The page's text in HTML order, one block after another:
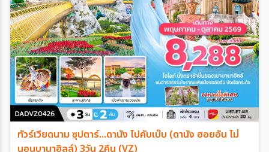
ทัวร์เวียดนาม ซุปตาร์...ดานัง ไปคับเบ๊บ (ดานัง ฮอยอัน ไม่